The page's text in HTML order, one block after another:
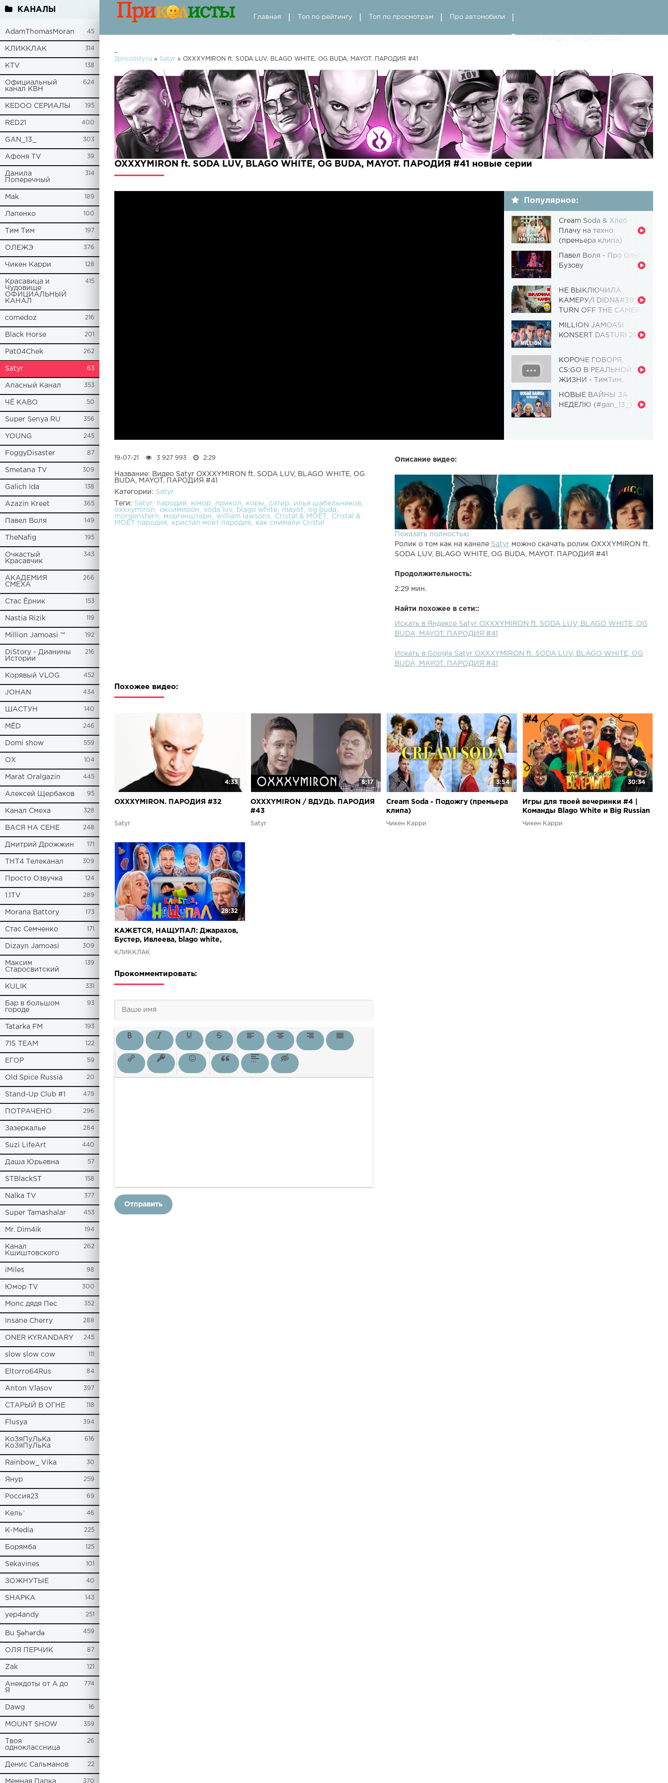
КАНАЛЫ
AdamThomasMoran 45
КЛИККЛАК 314
KTV 138
Официальный
канал КВН
624
KEDOO СЕРИАЛЫ 195
RED21 400
GAN_13_ 303
Афоня TV 39
Данила
Поперечный
314
Mak 189
Лапенко 100
Tим Тим 197
ОЛЕЖЭ 376
Чикен Карри 128
Красавица и
Чудовище
ОФИЦИАЛЬНЫЙ
КАНАЛ
415
comedoz 216
Black Horse 201
Pat04Chek 262
Satyr 63
Апасный Канал 353
ЧЁ КАВО 50
Super Senya RU 356
YOUNG 245
FoggyDisaster 87
Smetana TV 309
Galich Ida 138
Azazin Kreet 365
Павел Воля 149
TheNafig 195
Очкастый
Красавчик
343
АКАДЕМИЯ
СМЕХА
266
Стас Ёрник 153
Nastia Rizik 119
Million Jamoasi ™ 192
DiStory - Дианины
Истории
216
Корявый VLOG 452
JOHAN 434
ШАСТУН 140
МЁD 246
Domi show 559
ОХ 104
Marat Oralgazin 445
Алексей Щербаков 95
Канал Смеха 328
ВАСЯ НА СЕНЕ 248
Дмитрий Дрожжин 171
ТНТ4 Телеканал 309
Просто Озвучка 124
1.1TV 289
Morana Battory 173
Стас Семченко 171
Dizayn Jamoasi 309
Максим
Старосвитский
139
KULIK 331
Бар в большом
городе
93
Tatarka FM 193
715 TEAM 122
ЕГОР 59
Old Spice Russia 20
Stand-Up Club #1 479
ПОТРАЧЕНО 296
Зазеркалье 284
Suzi LifeArt 440
Даша Юрьевна 57
STBlackST 158
Nalka TV 377
Super Tamashalar 453
Mr. Dim4ik 194
Канал
Кшиштовского
262
iMiles 98
Юмор TV 300
Мопс дядя Пес 352
Insane Cherry 288
ONER KYRANDARY 245
slow slow cow 111
Eltorro64Rus 84
Anton Vlasov 397
СТАРЫЙ В ОГНЕ 118
Flusya 394
КоЗяПуЛьКа
КоЗяПуЛьКа
616
Rainbow_ Vika 30
Янур 259
Россия23 69
Кель` 46
К-Media 225
Борямба 125
Sekavines 101
ЗОЖНУТЫЕ 40
SHAPKA 143
yep4andy 251
Bu Şəhərdə 459
ОЛЯ ПЕРЧИК 87
Zak 121
Анекдоты от А до
Я
774
Dawg 16
MOUNT SHOW 359
Твоя
одноклассница
26
Денис Сальманов 22
Мемная Папка 370
Главная Топ по рейтингу Топ по просмотрам Про автомобили
-
2pricolisty.ru » Satyr » OXXXYMIRON ft. SODA LUV, BLAGO WHITE, OG BUDA, MAYOT. ПАРОДИЯ #41
OXXXYMIRON ft. SODA LUV, BLAGO WHITE, OG BUDA, MAYOT. ПАРОДИЯ #41 новые серии
Популярное:
Cream Soda & Хлеб -
Плачу на техно
(премьера клипа)
Павел Воля - Про Ольгу
Бузову
НЕ ВЫКЛЮЧИЛА
КАМЕРУ/I DIDN&#39;T
TURN OFF THE CAMERA
Чудовище] (Выпуск 110)
MILLION JAMOASI
KONSERT DASTURI 2019
КОРОЧЕ ГОВОРЯ,
CS:GO В РЕАЛЬНОЙ
ЖИЗНИ - ТимТим.
НОВЫЕ ВАЙНЫ ЗА
НЕДЕЛЮ (#gan_13_)
Описание видео:
Показать полностью
Ролик о том как на канеле Satyrможно скачать ролик OXXXYMIRON ft.
SODA LUV, BLAGO WHITE, OG BUDA, MAYOT. ПАРОДИЯ #41
Продолжительность:
2:29 мин.
Найти похожее в сети::
Искать в Яндексе Satyr OXXXYMIRON ft. SODA LUV, BLAGO WHITE, OG
BUDA, MAYOT. ПАРОДИЯ #41
Искать в Google Satyr OXXXYMIRON ft. SODA LUV, BLAGO WHITE, OG
BUDA, MAYOT. ПАРОДИЯ #41
19-07-21 3 927 993 2:29
Название: Видео Satyr OXXXYMIRON ft. SODA LUV, BLAGO WHITE, OG
BUDA, MAYOT. ПАРОДИЯ #41
Категории: Satyr
Теги: Satyr пародия юмор прикол коры сатир
илья шабельников
oxxxymiron
оксимирон soda luv blago white mayot
og buda
morgenstern
моргенштерн william lawsons Cristal & МОЁТ
Cristal &
МОЁТ пародия
кристал моет пародия как снимали Cristal
Похожее видео:
4:33
OXXXYMIRON. ПАРОДИЯ #32
Satyr
8:17
OXXXYMIRON / ВДУДЬ. ПАРОДИЯ
#43
Satyr
3:54
Cream Soda - Подожгу (премьера
клипа)
Чикен Карри
30:34
Игры для твоей вечеринки #4 |
Команды Blago White и Big Russian
Boss (Soda Luv, Pimp, Sqwozbab...
Чикен Карри
28:32
КАЖЕТСЯ, НАЩУПАЛ: Джарахов,
Бустер, Ивлеева, blago white,
Василенко, Жидковский (Новый
КЛИККЛАК
Прокомментировать:
Отправить